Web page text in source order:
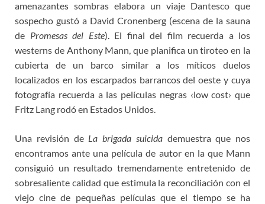
amenazantes sombras elabora un viaje Dantesco que
sospecho gustó a David Cronenberg (escena de la sauna
de Promesas del Este). El final del film recuerda a los
westerns de Anthony Mann, que planifica un tiroteo en la
cubierta de un barco similar a los míticos duelos
localizados en los escarpados barrancos del oeste y cuya
fotografía recuerda a las películas negras ‹low cost› que
Fritz Lang rodó en Estados Unidos.
Una revisión de La brigada suicidademuestra que nos
encontramos ante una película de autor en la que Mann
consiguió un resultado tremendamente entretenido de
sobresaliente calidad que estimula la reconciliación con el
viejo cine de pequeñas películas que el tiempo se ha